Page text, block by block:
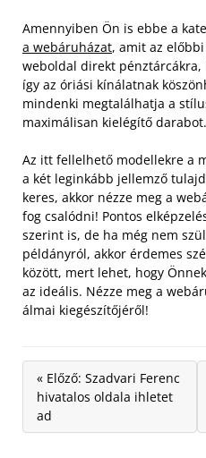
Amennyiben Ön is ebbe a
a webáruházat, amit az
weboldal direkt
így az óriási kínálatnak
mindenki megtalálhatja a
maximálisan kielégítő darabot.
Az itt fellelhető modellekre a
a két leginkább jellemző
keres, akkor nézze meg a
fog csalódni! Pontos
szerint is, de ha még nem
példányról, akkor érdemes
között, mert lehet, hogy
az ideális. Nézze meg a
álmai kiegészítőjéről!
« Előző: Szadvari Ferenc
hivatalos oldala ihletet
ad